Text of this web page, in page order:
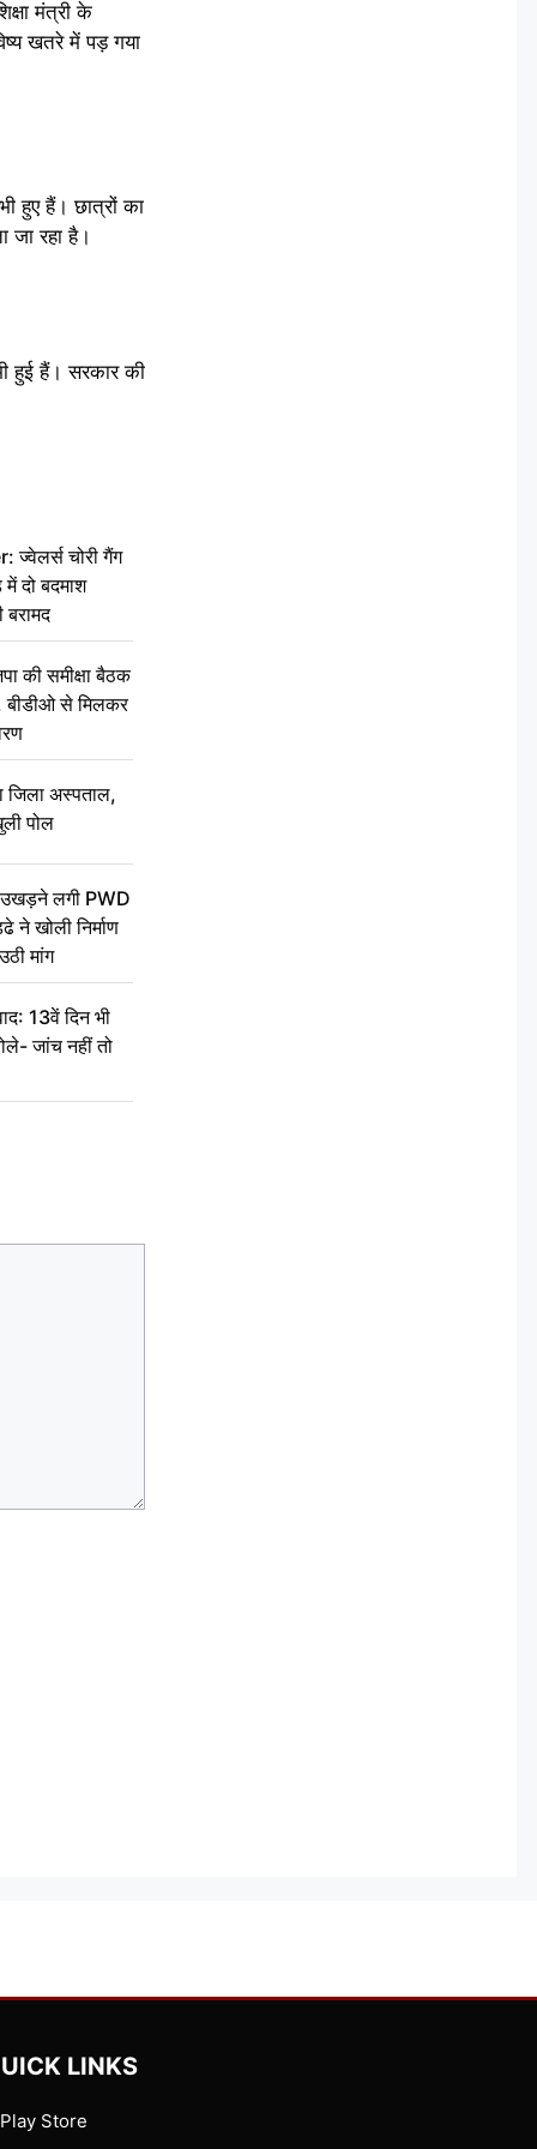
मंत्री के
खतरे में पड़ गया
हुए हैं। छात्रों का
जा रहा है।
हुई हैं। सरकार की
चोरी गैंग
दो बदमाश
की समीक्षा बैठक
बीडीओ से मिलकर
जिला अस्पताल,
पोल
लगी PWD
खोली निर्माण
मांग
13वें दिन भी
जांच नहीं तो
LINKS
Play Store